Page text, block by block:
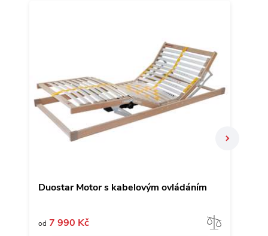
Duostar Motor s kabelovým ovládáním
od 7 990 Kč